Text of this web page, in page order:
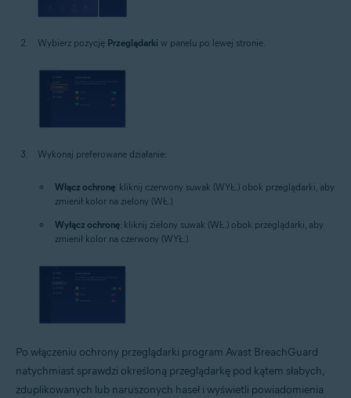
Wybierz pozycję Przeglądarki w panelu po lewej stronie.
Wykonaj preferowane działanie:
Włącz ochronę: kliknij czerwony suwak (WYŁ.) obok przeglądarki, aby
zmienił kolor na zielony (WŁ.).
Wyłącz ochronę: kliknij zielony suwak (WŁ.) obok przeglądarki, aby
zmienił kolor na czerwony (WYŁ.).
Po włączeniu ochrony przeglądarki program Avast BreachGuard
natychmiast sprawdzi określoną przeglądarkę pod kątem słabych,
zduplikowanych lub naruszonych haseł i wyświetli powiadomienia